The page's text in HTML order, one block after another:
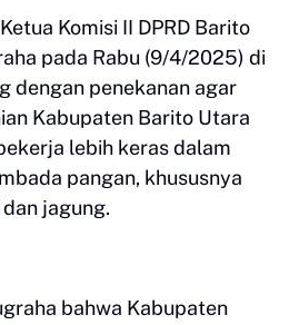
Komisi II DPRD Barito
pada Rabu (9/4/2025) di
dengan penekanan agar
Kabupaten Barito Utara
lebih keras dalam
pangan, khususnya
jagung.
bahwa Kabupaten